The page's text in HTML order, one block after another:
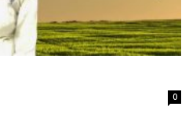
0